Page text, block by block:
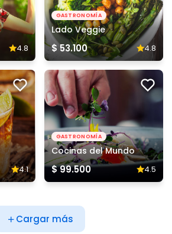
4.8
GASTRONOMÍA
Lado Veggie
$ 53.100 4.8
4.1
GASTRONOMÍA
Cocinas del Mundo
$ 99.500 4.5
Cargar más